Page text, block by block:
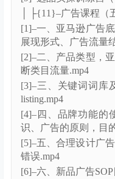
[7]–七、不同类型产品
[8]–八、6种广告报表
[9]–九、广告疑难杂
├02、亚马逊系统课
│ ├{10}–选品课程（
[10]–选品实操训练营
[1]–一、课程前言：
划.mp4
[2]–二、如何正确选
分产品所需认证.mp4
[3]–三、选品的十大维
[4]–四、产品利润计